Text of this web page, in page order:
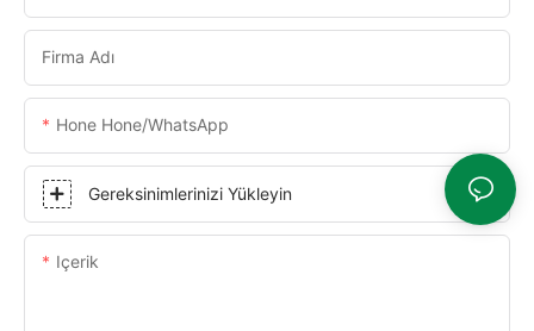
Firma Adı
Hone Hone/WhatsApp
Gereksinimlerinizi Yükleyin
Içerik